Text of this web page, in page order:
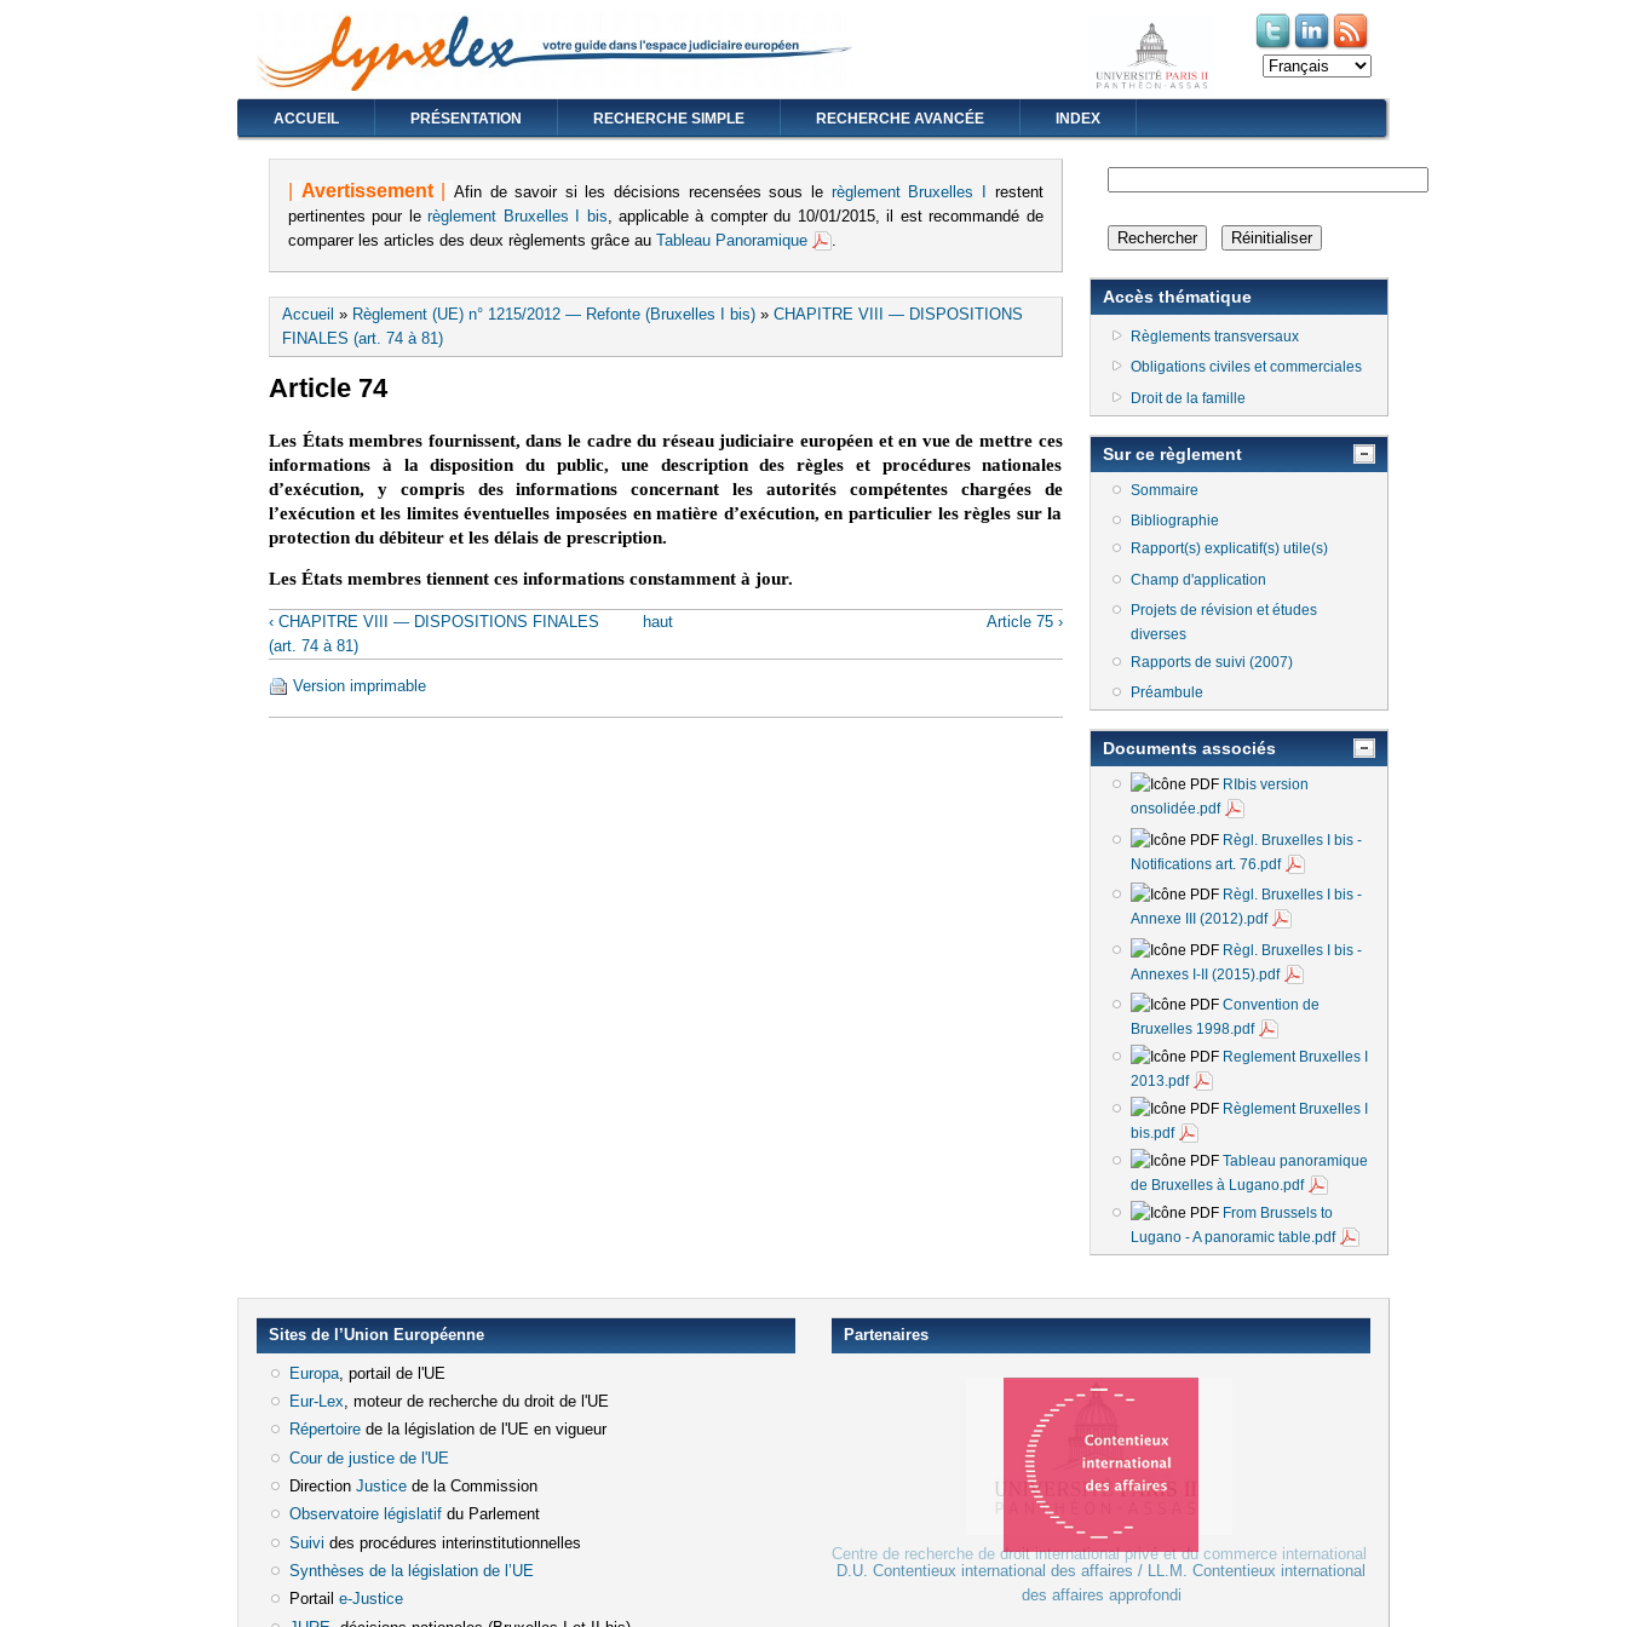
(le lien est externe)
(le lien est externe)
ACCUEIL PRÉSENTATION RECHERCHE SIMPLE RECHERCHE AVANCÉE INDEX
Avertissement Afin de savoir si les décisions recensées sous le règlement Bruxelles I
restent
pertinentes pour lerèglement Bruxelles I bis, applicable à compter du 10/01/2015, il est recommandé de
comparer les articles des deux règlements grâce au Tableau Panoramique .
Vous êtes ici
Accueil » Règlement (UE) n° 1215/2012 — Refonte (Bruxelles I bis) » CHAPITRE VIII — DISPOSITIONS
FINALES (art. 74 à 81)
Article 74
Les États membres fournissent, dans le cadre du réseau judiciaire européen et en vue de mettre ces
informations à la disposition du public, une description des règles et procédures nationales
d’exécution, y compris des informations concernant les autorités compétentes chargées de
l’exécution et les limites éventuelles imposées en matière d’exécution, en particulier les règles sur la
protection du débiteur et les délais de prescription.
Les États membres tiennent ces informations constamment à jour.
‹ CHAPITRE VIII — DISPOSITIONS FINALES
(art. 74 à 81)
haut Article 75 ›
Version imprimable
Accès thématique
Règlements transversaux
Obligations civiles et commerciales
Droit de la famille
Sur ce règlement
Sommaire
Bibliographie
Rapport(s) explicatif(s) utile(s)
Champ d'application
Projets de révision et études
diverses
Rapports de suivi (2007)
Préambule
Documents associés
RIbis version
onsolidée.pdf
Règl. Bruxelles I bis -
Notifications art. 76.pdf
Règl. Bruxelles I bis -
Annexe III (2012).pdf
Règl. Bruxelles I bis -
Annexes I-II (2015).pdf
Convention de
Bruxelles 1998.pdf
Reglement Bruxelles I
2013.pdf
Règlement Bruxelles I
bis.pdf
Tableau panoramique
de Bruxelles à Lugano.pdf
From Brussels to
Lugano - A panoramic table.pdf
Sites de l’Union Européenne
Europa(le lien est externe)
, portail de l'UE
Eur-Lex (le lien est externe)
, moteur de recherche du droit de l'UE
Répertoire(le lien est externe)
de la législation de l'UE en vigueur
Cour de justice de l'UE
Direction Justice(le lien est externe)
de la Commission
Observatoire législatif(le lien est externe)
du Parlement
Suivi (le lien est externe)
des procédures interinstitutionnelles
Synthèses de la législation de l’UE(le lien est externe)
Portail e-Justice(le lien est externe)
Partenaires
Centre de recherche de droit international privé et du commerce international
D.U. Contentieux international des affaires / LL.M. Contentieux international
des affaires approfondi